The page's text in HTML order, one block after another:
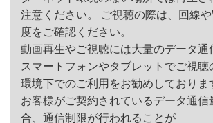
すく解説することができます。
知識があっても説明できるとは限りま
自分の持つ知識をどのように伝えるか
へも知識を定着させてください。
冬の特徴 - 冬に陰の気が最大にな
ではどこか - 冬のオススメ食材、
血・冷え・風邪対策
胃を健やかにする薬膳
薬膳を理解するのに大事なことは？
基本的な考え方と冬を楽しみ、身体を
基礎編と上級編のセットです。
別々に購入するよりもオトクになって
注意ください。 ご視聴の際は、回線
度をご確認ください。
動画再生やご視聴には大量のデータ通
スマートフォンやタブレットでご視
環境下でのご利用をお勧めしておりま
お客様がご契約されているデータ通
合、通信制限が行われることが